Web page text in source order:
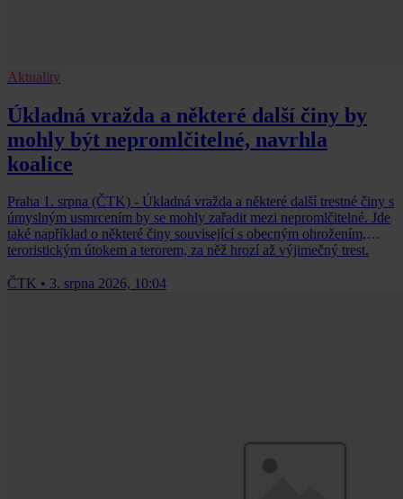
Aktuality
Úkladná vražda a některé další činy by
mohly být nepromlčitelné, navrhla
koalice
Praha 1. srpna (ČTK) - Úkladná vražda a některé další trestné činy s
úmyslným usmrcením by se mohly zařadit mezi nepromlčitelné. Jde
také například o některé činy související s obecným ohrožením,
teroristickým útokem a terorem, za něž hrozí až výjimečný trest.
ČTK • 3. srpna 2026, 10:04